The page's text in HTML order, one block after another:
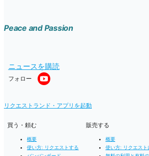
Peace and Passion
ニュースを購読
フォロー
リクエストランド・アプリを起動
買う・頼む
概要
使い方: リクエストする
販売する
概要
使い方: リクエスト